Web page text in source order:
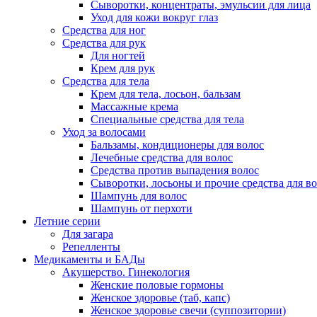
Сыворотки, концентраты, эмульсии для лица
Уход для кожи вокруг глаз
Средства для ног
Средства для рук
Для ногтей
Крем для рук
Средства для тела
Крем для тела, лосьон, бальзам
Массажные крема
Специальные средства для тела
Уход за волосами
Бальзамы, кондиционеры для волос
Лечебные средства для волос
Средства против выпадения волос
Сыворотки, лосьоны и прочие средства для
Шампунь для волос
Шампунь от перхоти
Летние серии
Для загара
Репелленты
Медикаменты и БАДы
Акушерство. Гинекология
Женские половые гормоны
Женское здоровье (таб, капс)
Женское здоровье свечи (суппозитории)